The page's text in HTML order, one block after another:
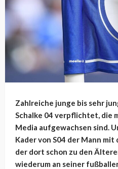
Zahlreiche junge bis sehr
Schalke 04 verpflichtet, die
Media aufgewachsen sind.
Kader von S04 der Mann
der dort schon zu den
wiederum an seiner